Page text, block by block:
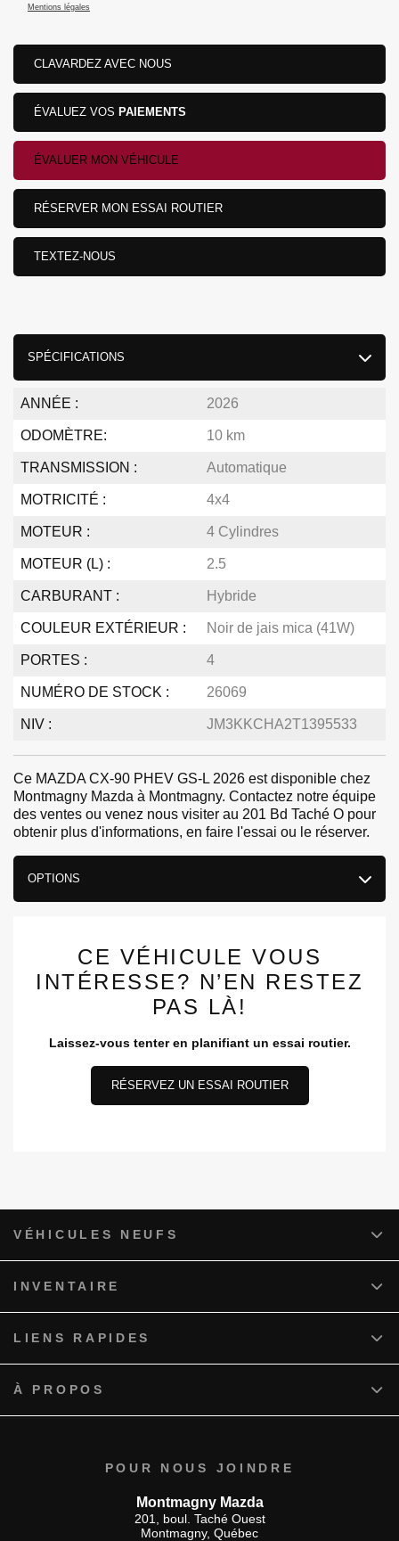
SPÉCIFICATIONS
ANNÉE : 2026
ODOMÈTRE: 10 km
TRANSMISSION : Automatique
MOTRICITÉ : 4x4
MOTEUR : 4 Cylindres
MOTEUR (L) : 2.5
CARBURANT : Hybride
COULEUR EXTÉRIEUR : Noir de jais mica (41W)
PORTES : 4
NUMÉRO DE STOCK : 26069
NIV : JM3KKCHA2T1395533
Ce MAZDA CX-90 PHEV GS-L 2026 est disponible chez
Montmagny Mazda à Montmagny. Contactez notre équipe
des ventes ou venez nous visiter au 201 Bd Taché O pour
obtenir plus d'informations, en faire l'essai ou le réserver.
OPTIONS
CE VÉHICULE VOUS
INTÉRESSE? N’EN RESTEZ
PAS LÀ!
Laissez-vous tenter en planifiant un essai routier.
RÉSERVEZ UN ESSAI ROUTIER
Mentions légales
CLAVARDEZ AVEC NOUS
ÉVALUEZ VOS PAIEMENTS
ÉVALUER MON VÉHICULE
RÉSERVER MON ESSAI ROUTIER
TEXTEZ-NOUS
POUR NOUS JOINDRE
Montmagny Mazda
201, boul. Taché Ouest
Montmagny, Québec
VÉHICULES NEUFS
INVENTAIRE
LIENS RAPIDES
À PROPOS